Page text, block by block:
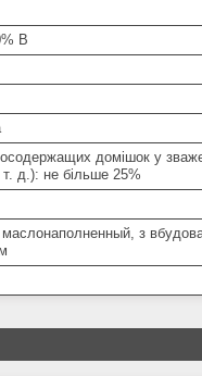
В
домішок у
т. д.): не більше 25%
з